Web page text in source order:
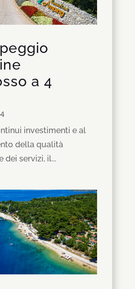
a 4
investimenti e al
della qualità
dei servizi, il...